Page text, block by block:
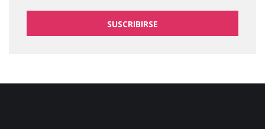
SUSCRIBIRSE